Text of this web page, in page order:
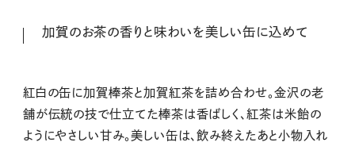
加賀のお茶の香りと味わいを美しい缶に込めて
紅白の缶に加賀棒茶と加賀紅茶を詰め合わせ。金沢の老
舗が伝統の技で仕立てた棒茶は香ばしく、紅茶は米飴の
ようにやさしい甘み。美しい缶は、飲み終えたあと小物入れ